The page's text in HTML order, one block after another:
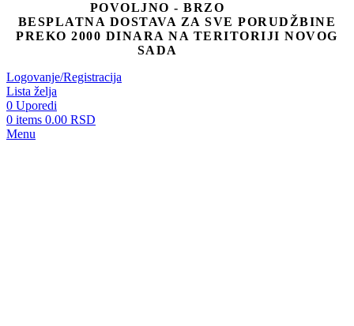
POVOLJNO - BRZO
BESPLATNA DOSTAVA ZA SVE PORUDŽBINE
PREKO 2000 DINARA NA TERITORIJI NOVOG
SADA
Logovanje/Registracija
Lista želja
0 Uporedi
0 items 0.00 RSD
Menu